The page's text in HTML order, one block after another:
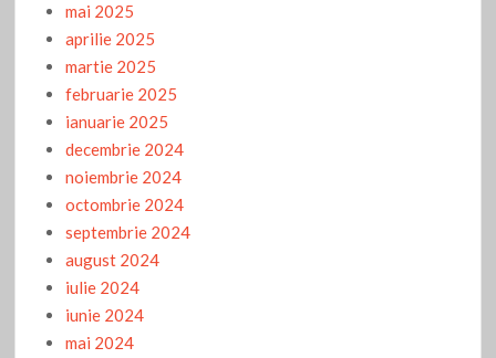
mai 2025
aprilie 2025
martie 2025
februarie 2025
ianuarie 2025
decembrie 2024
noiembrie 2024
octombrie 2024
septembrie 2024
august 2024
iulie 2024
iunie 2024
mai 2024